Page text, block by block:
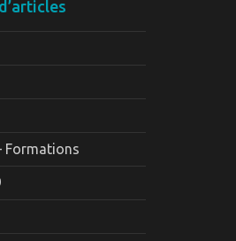
Formations